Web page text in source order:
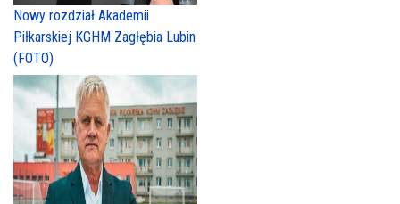
Nowy rozdział Akademii
Piłkarskiej KGHM Zagłębia Lubin
(FOTO)